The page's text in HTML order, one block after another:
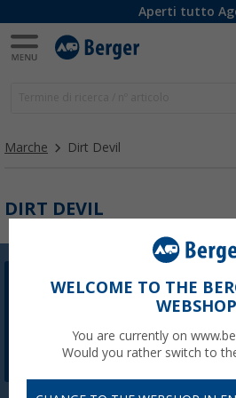
Aperti tutto
Marche Dirt Devil
DIRT DEVIL
Newsletter Berger
La registrazione alla
disponibile. Risolveremo il
WELCOME TO THE
You are currently on
Would you rather switch to